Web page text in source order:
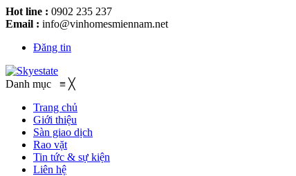
Hot line : 0902 235 237
Email : info@vinhomesmiennam.net
Đăng tin
Danh mục ≡ ╳
Trang chủ
Giới thiệu
Sàn giao dịch
Rao vặt
Tin tức & sự kiện
Liên hệ